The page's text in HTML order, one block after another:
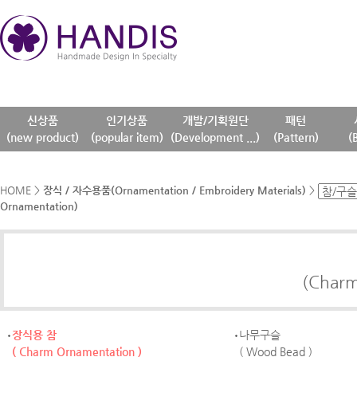
신상품
(new product)
인기상품
(popular item)
개발/기획원단
(Development ...)
패턴
(Pattern)
HOME > 장식 / 자수용품(Ornamentation / Embroidery Materials) >
Ornamentation)
장식용 참
( Charm Ornamentation )
나무구슬
( Wood Bead )